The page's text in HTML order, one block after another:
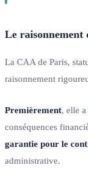
Le raisonnement
La CAA de Paris,
raisonnement
Premièrement, elle
conséquences
garantie pour le
administrative.